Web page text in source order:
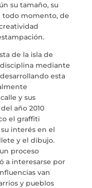
28 00 28
su tamaño, su
todo momento, de
de la isla de
mediante
esta
y sus
año 2010
el graffiti
interés en el
y el dibujo.
proceso
a interesarse por
van
y pueblos